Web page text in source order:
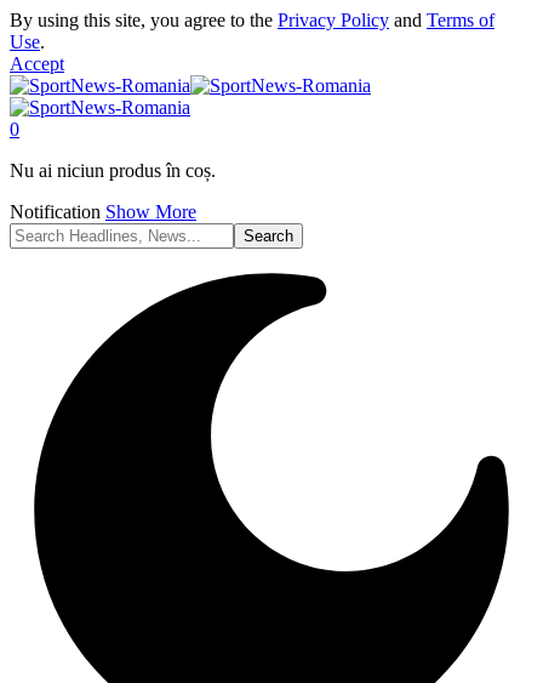
By using this site, you agree to the Privacy Policy and Terms of
Use.
Accept
0
Nu ai niciun produs în coș.
Notification Show More